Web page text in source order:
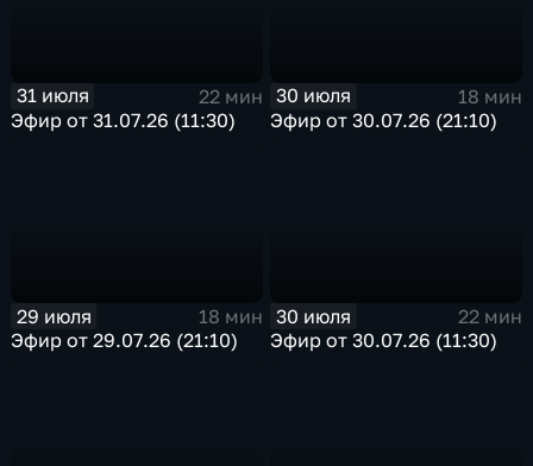
31 июля
22 мин
Эфир от 31.07.26 (11:30)
30 июля
18 мин
Эфир от 30.07.26 (21:10)
29 июля
18 мин
Эфир от 29.07.26 (21:10)
30 июля
22 мин
Эфир от 30.07.26 (11:30)